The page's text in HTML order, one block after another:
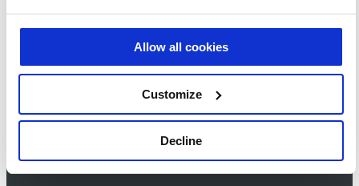
Allow all cookies
Customize
Decline
Daten für die Bearbeitung
dieser Anfrage übertragen
und gespeichert werden.
Informationen zum